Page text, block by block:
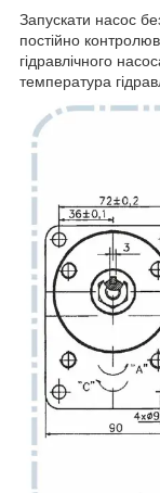
Запускати насос
постійно
гідравлічного
температура